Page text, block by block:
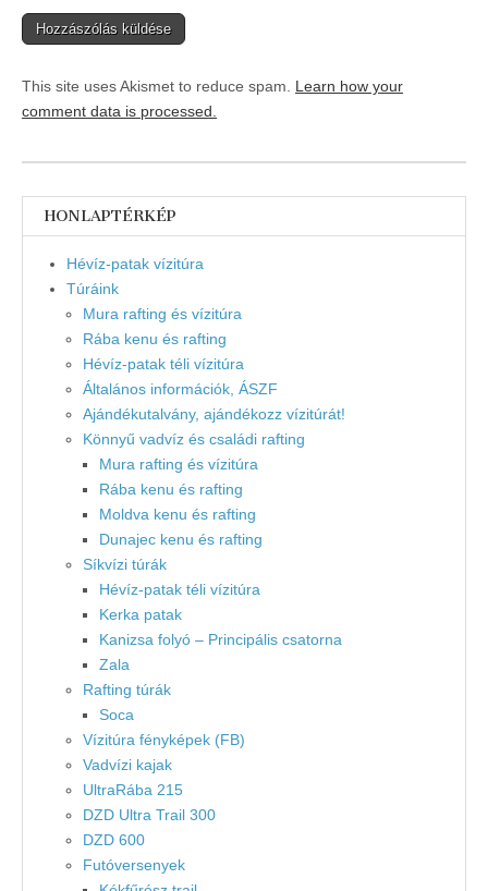
This site uses Akismet to reduce spam. Learn how your
comment data is processed.
HONLAPTÉRKÉP
Hévíz-patak vízitúra
Túráink
Mura rafting és vízitúra
Rába kenu és rafting
Hévíz-patak téli vízitúra
Általános információk, ÁSZF
Ajándékutalvány, ajándékozz vízitúrát!
Könnyű vadvíz és családi rafting
Mura rafting és vízitúra
Rába kenu és rafting
Moldva kenu és rafting
Dunajec kenu és rafting
Síkvízi túrák
Hévíz-patak téli vízitúra
Kerka patak
Kanizsa folyó – Principális csatorna
Zala
Rafting túrák
Soca
Vízitúra fényképek (FB)
Vadvízi kajak
UltraRába 215
DZD Ultra Trail 300
DZD 600
Futóversenyek